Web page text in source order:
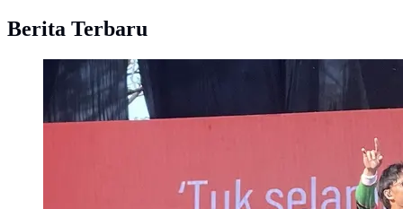
Berita Terbaru